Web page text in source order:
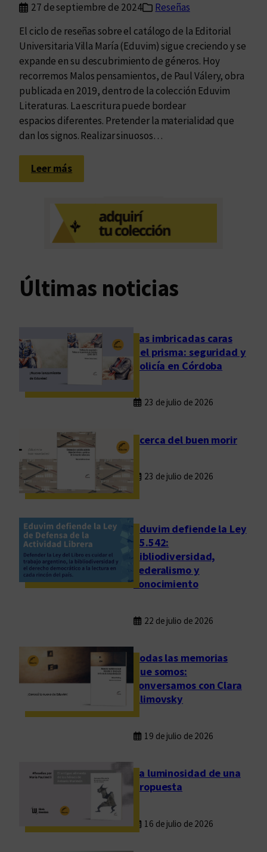
27 de septiembre de 2024
Reseñas
El ciclo de reseñas sobre el catálogo de la Editorial
Universitaria Villa María (Eduvim) sigue creciendo y se
expande en su descubrimiento de géneros. Hoy
recorremos Malos pensamientos, de Paul Válery, obra
publicada en 2019, dentro de la colección Eduvim
Literaturas. La escritura puede bordear
espacios diferentes. Pretender la materialidad que
dan los signos. Realizar sinuosos…
Leer más:
P
l
V
e
:
M
o
e
n
m
e
n
t
o
s
Últimas noticias
Las imbricadas caras
del prisma: seguridad y
policía en Córdoba
23 de julio de 2026
Acerca del buen morir
23 de julio de 2026
Eduvim defiende la Ley
25.542:
bibliodiversidad,
federalismo y
conocimiento
22 de julio de 2026
Todas las memorias
que somos:
conversamos con Clara
Klimovsky
19 de julio de 2026
La luminosidad de una
propuesta
16 de julio de 2026